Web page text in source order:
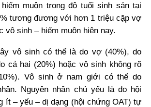
muộn trong độ tuổi sinh sản tại
tương đương với hơn 1 triệu cặp vợ
vô sinh – hiếm muộn hiện nay.
vô sinh có thể là do vợ (40%), do
cả hai (20%) hoặc vô sinh không rõ
Vô sinh ở nam giới có thể do
Nguyên nhân chủ yếu là do hội
ít – yếu – dị dạng (hội chứng OAT) tự